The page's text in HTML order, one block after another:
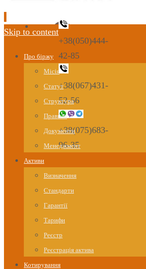
+38(050)444-
42-85
+38(067)431-
52-56
+38(075)683-
96-35
Skip to content
Про біржу
Місія
Статут
Структура
Правила
Документи
Менеджмент
Активи
Визначення
Стандарти
Гарантії
Тарифи
Реєстр
Реєстрація актива
Котирування